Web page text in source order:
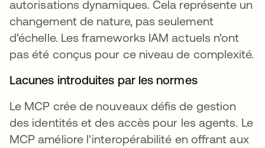
autorisations dynamiques. Cela représente un
changement de nature, pas seulement
d'échelle. Les frameworks IAM actuels n'ont
pas été conçus pour ce niveau de complexité.
Lacunes introduites par les normes
Le MCP crée de nouveaux défis de gestion
des identités et des accès pour les agents. Le
MCP améliore l'interopérabilité en offrant aux